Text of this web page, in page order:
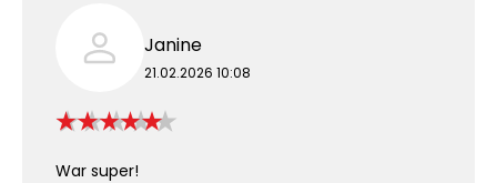
Janine
21.02.2026 10:08
War super!